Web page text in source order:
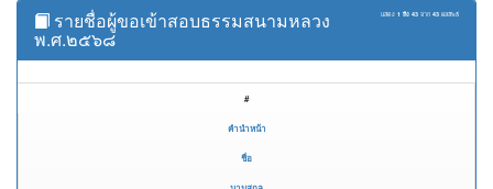
แสดง 1 ถึง 43 จาก 43 ผลลัพธ์
รายชื่อผู้ขอเข้าสอบธรรมสนามหลวง
พ.ศ.๒๕๖๘
#
คำนำหน้า
ชื่อ